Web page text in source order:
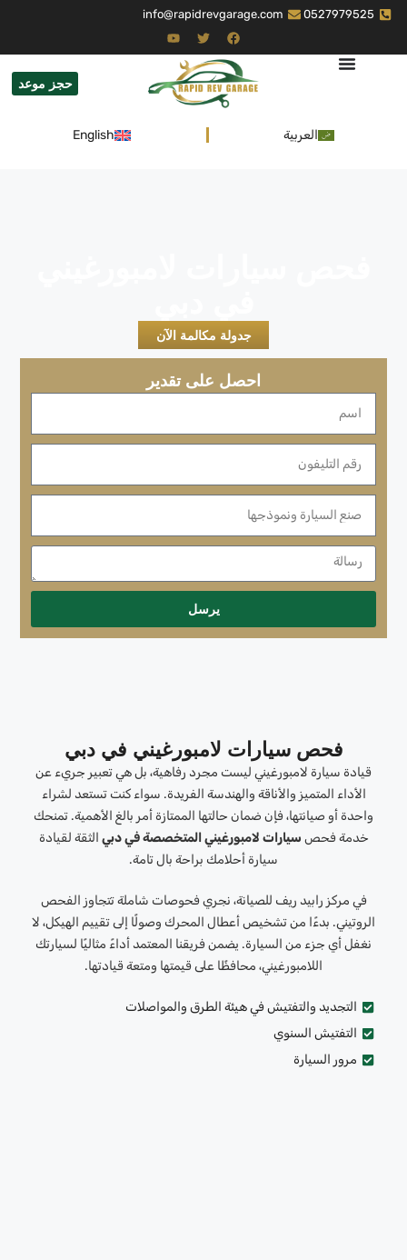
0527979525
info@rapidrevgarage.com
حجز موعد
العربية English
جدولة مكالمة الآن
احصل على تقدير
يرسل
فحص سيارات لامبورغيني في دبي
قيادة سيارة لامبورغيني ليست مجرد رفاهية، بل هي تعبير جريء عن
الأداء المتميز والأناقة والهندسة الفريدة. سواء كنت تستعد لشراء
واحدة أو صيانتها، فإن ضمان حالتها الممتازة أمر بالغ الأهمية. تمنحك
خدمة فحص سيارات لامبورغيني المتخصصة في دبي الثقة لقيادة
سيارة أحلامك براحة بال تامة.
في مركز رابيد ريف للصيانة، نجري فحوصات شاملة تتجاوز الفحص
الروتيني. بدءًا من تشخيص أعطال المحرك وصولًا إلى تقييم الهيكل، لا
نغفل أي جزء من السيارة. يضمن فريقنا المعتمد أداءً مثاليًا لسيارتك
اللامبورغيني، محافظًا على قيمتها ومتعة قيادتها.
التجديد والتفتيش في هيئة الطرق والمواصلات
التفتيش السنوي
مرور السيارة